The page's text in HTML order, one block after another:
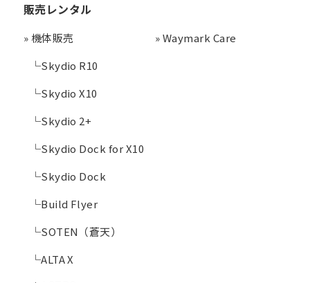
販売レンタル
» 機体販売
└Skydio R10
└Skydio X10
└Skydio 2+
└Skydio Dock for X10
└Skydio Dock
└Build Flyer
└SOTEN（蒼天）
└ALTA X
»Waymark Care